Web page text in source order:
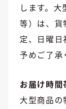
します。
等）は、貨
定、日曜日
予めご了承
お届け時間
大型商品